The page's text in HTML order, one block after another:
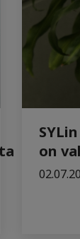
on